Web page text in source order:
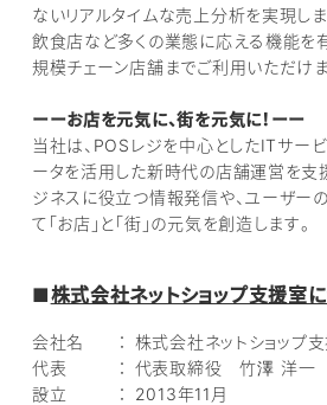
ないリアルタイムな売上分析を実現しま
飲食店など多くの業態に応える機能を
規模チェーン店舗までご利用いただけま
ーーお店を元気に、街を元気に！ーー
当社は、POSレジを中心としたITサー
ータを活用した新時代の店舗運営を支
ジネスに役立つ情報発信や、ユーザー
て「お店」と「街」の元気を創造します。
■株式会社ネットショップ支援室
会社名 ： 株式会社ネットショップ支
代表 ： 代表取締役 竹澤 洋一
設立 ： 2013年11月